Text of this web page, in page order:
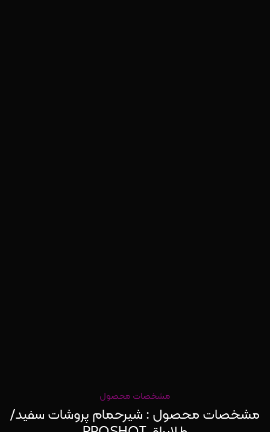
مشخصات محصول
مشخصات محصول : شیرحمام پروشات سفید/